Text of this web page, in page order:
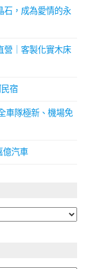
石，成為愛情的永
營｜客製化實木床
宿
車隊極新、機場免
億汽車